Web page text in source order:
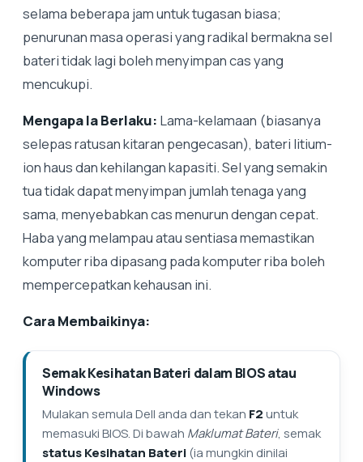
selama beberapa jam untuk tugasan biasa;
penurunan masa operasi yang radikal bermakna sel
bateri tidak lagi boleh menyimpan cas yang
mencukupi.
Mengapa Ia Berlaku: Lama-kelamaan (biasanya
selepas ratusan kitaran pengecasan), bateri litium-
ion haus dan kehilangan kapasiti. Sel yang semakin
tua tidak dapat menyimpan jumlah tenaga yang
sama, menyebabkan cas menurun dengan cepat.
Haba yang melampau atau sentiasa memastikan
komputer riba dipasang pada komputer riba boleh
mempercepatkan kehausan ini.
Cara Membaikinya:
Semak Kesihatan Bateri dalam BIOS atau
Windows
Mulakan semula Dell anda dan tekan F2untuk
memasuki BIOS. Di bawah Maklumat Bateri, semak
status Kesihatan Bateri(ia mungkin dinilai